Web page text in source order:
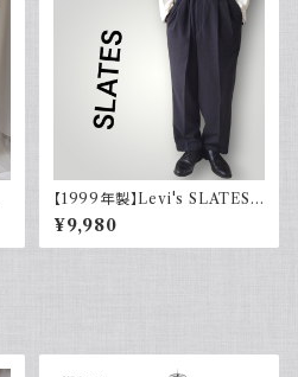
【1999年製】Levi's SLATES
スレイツ スラックス ツータック
チャコールグレー リーバイス 古
着
¥9,980